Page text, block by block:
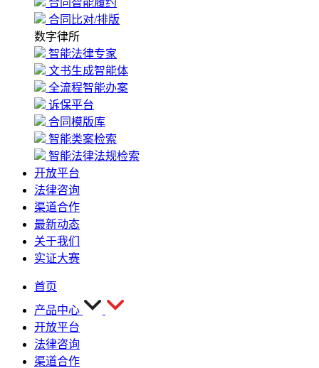
合同智能履约
合同比对/排版
数字律所
智能法律专家
文书生成智能体
全流程智能办案
诉保平台
合同模版库
智能类案检索
智能法律法规检索
开放平台
法律咨询
渠道合作
最新动态
关于我们
实证大赛
首页
产品中心
开放平台
法律咨询
渠道合作